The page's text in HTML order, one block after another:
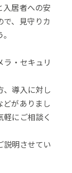
入居者への安
、見守りカ
ラ・セキュリ
、導入に対し
どがありまし
にご相談く
説明させてい